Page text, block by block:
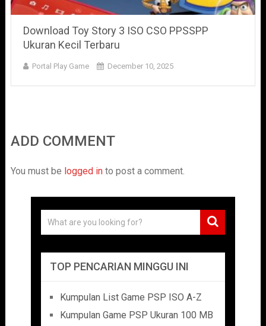
Download Toy Story 3 ISO CSO PPSSPP
Ukuran Kecil Terbaru
Portal Play Game December 10, 2025
ADD COMMENT
You must be logged into post a comment.
TOP PENCARIAN MINGGU INI
Kumpulan List Game PSP ISO A-Z
Kumpulan Game PSP Ukuran 100 MB